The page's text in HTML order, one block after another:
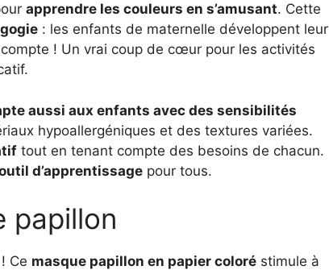
apprendre les couleurs en s’amusant. Cette
: les enfants de maternelle développent leur
! Un vrai coup de cœur pour les activités
aussi aux enfants avec des sensibilités
hypoallergéniques et des textures variées.
tout en tenant compte des besoins de chacun.
d’apprentissage pour tous.
papillon
Ce masque papillon en papier coloré stimule à